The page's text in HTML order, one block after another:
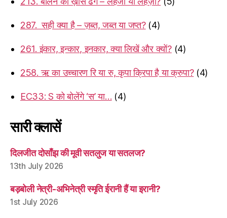
287. सही क्या है – ज़ब्त, जब्त या जप्त? (4)
261. इंकार, इन्कार, इनकार, क्या लिखें और क्यों? (4)
258. ऋ का उच्चारण रि या रु, कृपा क्रिपा है या क्रुपा? (4)
EC33: S को बोलेंगे ‘स’ या… (4)
सारी क्लासें
दिलजीत दोसाँझ की मूवी सतलुज या सतलज?
13th July 2026
बड़बोली नेत्री-अभिनेत्री स्मृति ईरानी हैं या इरानी?
1st July 2026